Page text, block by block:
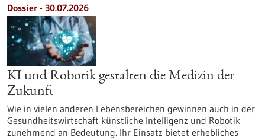
Dossier - 30.07.2026
KI und Robotik gestalten die Medizin der
Zukunft
Wie in vielen anderen Lebensbereichen gewinnen auch in der
Gesundheitswirtschaft künstliche Intelligenz und Robotik
zunehmend an Bedeutung. Ihr Einsatz bietet erhebliches